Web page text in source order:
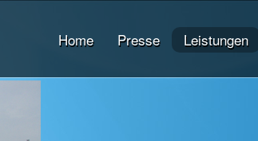
Home Presse Leistungen